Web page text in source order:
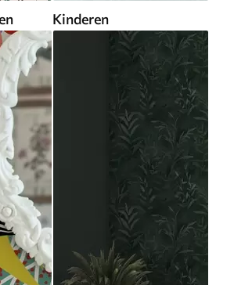
Kinderen